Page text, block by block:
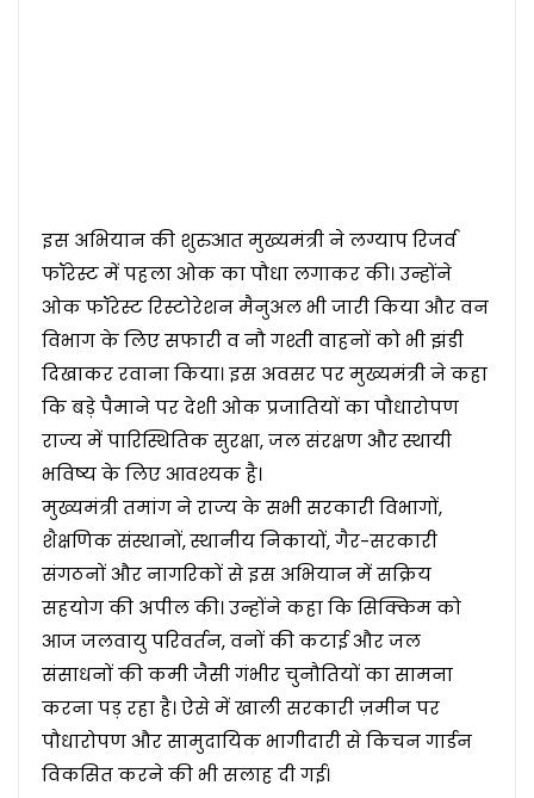
इस अभियान की शुरुआत मुख्यमंत्री ने लग्याप रिजर्व
फॉरेस्ट में पहला ओक का पौधा लगाकर की। उन्होंने
ओक फॉरेस्ट रिस्टोरेशन मैनुअल भी जारी किया और वन
विभाग के लिए सफारी व नौ गश्ती वाहनों को भी झंडी
दिखाकर रवाना किया। इस अवसर पर मुख्यमंत्री ने कहा
कि बड़े पैमाने पर देशी ओक प्रजातियों का पौधारोपण
राज्य में पारिस्थितिक सुरक्षा, जल संरक्षण और स्थायी
भविष्य के लिए आवश्यक है।
मुख्यमंत्री तमांग ने राज्य के सभी सरकारी विभागों,
शैक्षणिक संस्थानों, स्थानीय निकायों, गैर-सरकारी
संगठनों और नागरिकों से इस अभियान में सक्रिय
सहयोग की अपील की। उन्होंने कहा कि सिक्किम को
आज जलवायु परिवर्तन, वनों की कटाई और जल
संसाधनों की कमी जैसी गंभीर चुनौतियों का सामना
करना पड़ रहा है। ऐसे में खाली सरकारी ज़मीन पर
पौधारोपण और सामुदायिक भागीदारी से किचन गार्डन
विकसित करने की भी सलाह दी गई।